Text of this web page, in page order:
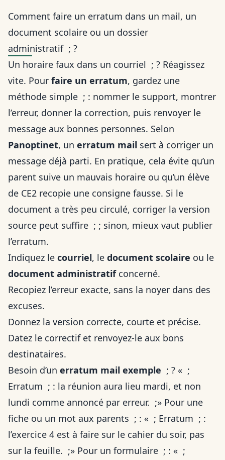
Comment faire un erratum dans un mail, un
document scolaire ou un dossier
administratif ; ?
Un horaire faux dans un courriel ; ? Réagissez
vite. Pour faire un erratum, gardez une
méthode simple ; : nommer le support, montrer
l’erreur, donner la correction, puis renvoyer le
message aux bonnes personnes. Selon
Panoptinet, un erratum mail sert à corriger un
message déjà parti. En pratique, cela évite qu’un
parent suive un mauvais horaire ou qu’un élève
de CE2 recopie une consigne fausse. Si le
document a très peu circulé, corriger la version
source peut suffire ; ; sinon, mieux vaut publier
l’erratum.
Indiquez le courriel, le document scolaire ou le
document administratifconcerné.
Recopiez l’erreur exacte, sans la noyer dans des
excuses.
Donnez la version correcte, courte et précise.
Datez le correctif et renvoyez-le aux bons
destinataires.
Besoin d’un erratum mail exemple ; ? « ;
Erratum ; : la réunion aura lieu mardi, et non
lundi comme annoncé par erreur. ;» Pour une
fiche ou un mot aux parents ; : « ; Erratum ; :
l’exercice 4 est à faire sur le cahier du soir, pas
sur la feuille. ;» Pour un formulaire ; : « ;